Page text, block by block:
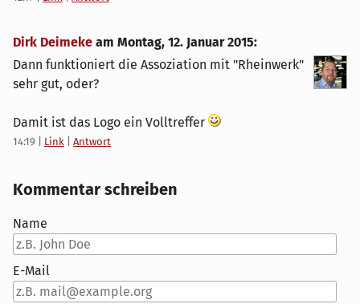
Dirk Deimeke am Montag, 12. Januar 2015:
Dann funktioniert die Assoziation mit "Rheinwerk"
sehr gut, oder?
Damit ist das Logo ein Volltreffer
14:19 Link Antwort
Kommentar schreiben
Name
E-Mail